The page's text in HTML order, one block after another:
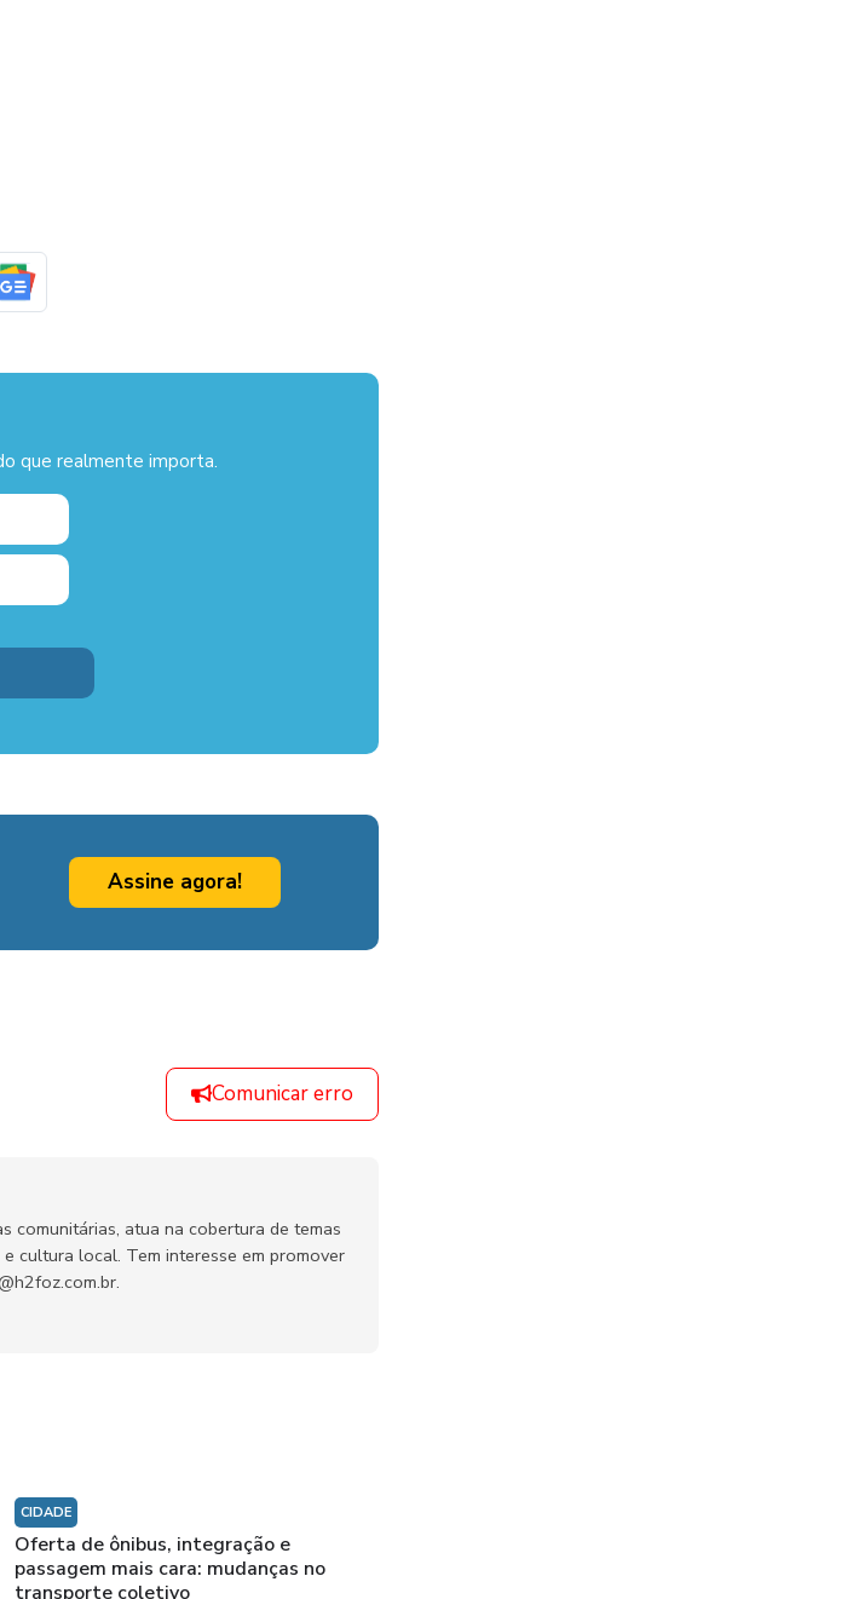
que realmente importa.
Assine agora!
Comunicar erro
comunitárias, atua na cobertura de temas
cultura local. Tem interesse em promover
CIDADE
Oferta de ônibus, integração e
passagem mais cara: mudanças no
transporte coletivo